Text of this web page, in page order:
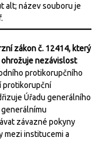
zákon č. 12414, který
nezávislost
protikorupčního
protikorupční
Úřadu generálního
závazné pokyny
mezi institucemi a